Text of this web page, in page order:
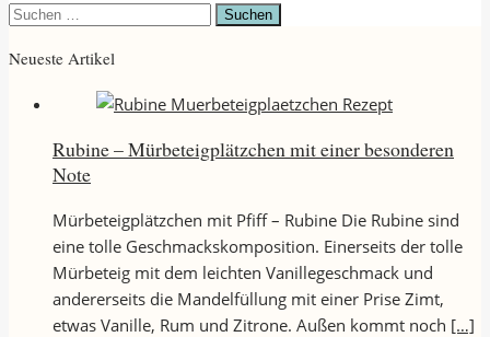
Suchen
Neueste Artikel
Rubine – Mürbeteigplätzchen mit einer besonderen
Note
Mürbeteigplätzchen mit Pfiff – Rubine Die Rubine sind
eine tolle Geschmackskomposition. Einerseits der tolle
Mürbeteig mit dem leichten Vanillegeschmack und
andererseits die Mandelfüllung mit einer Prise Zimt,
etwas Vanille, Rum und Zitrone. Außen kommt noch […]